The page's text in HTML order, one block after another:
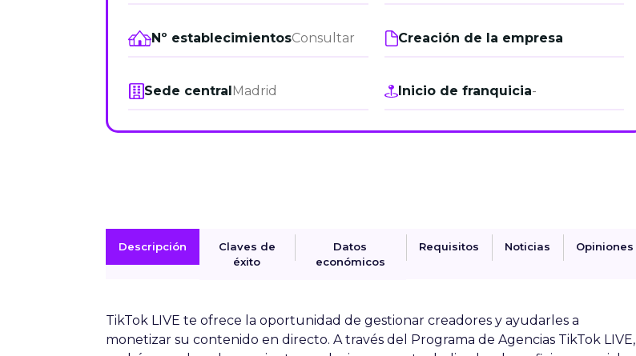
2026 -22 de octubre
VER MÁS
Nº establecimientosConsultar Creación de la empresa
Sede centralMadrid Inicio de franquicia-
Descripción
Claves de
éxito
Datos
económicos
Requisitos Noticias Opiniones
TikTok LIVE te ofrece la oportunidad de gestionar creadores y ayudarles a
monetizar su contenido en directo. A través del Programa de Agencias TikTok LIVE,